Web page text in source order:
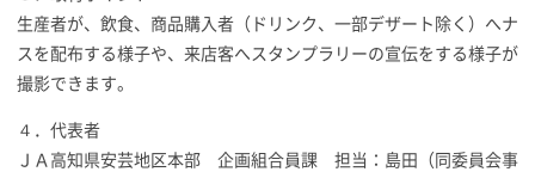
生産者が、飲食、商品購入者（ドリンク、一部デザート除く）へナ
スを配布する様子や、来店客へスタンプラリーの宣伝をする様子が
撮影できます。
４．代表者
ＪＡ高知県安芸地区本部 企画組合員課 担当：島田（同委員会事